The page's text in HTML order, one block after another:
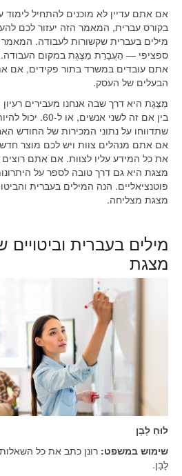
אם אתם עדיין לא מוכנים להתחיל לימוד
בקורס עברית, המאמר הזה יעזור לכם
מילים בעברית שקשורות לעבודה.
ספציפי — הַעֲבָרַת מַצֶּגֶת במקום העבודה.
אתם עובדים במשרד בתור פקידים, אם
הבעלים של העסק.
מַצֶּגֶת היא דרך שבה אנחנו מעבירים
בין אם זה לשני
שתדווחו על נתוני המכירות של החודש
אם אתם מנהלים צוות ויש לכם מוצר
את כל המידע עליו לצוות. אם אתם
מצגת היא גם דרך טובה לספר על
פוטנציאליים. הנה המילים בעברית
מצגת מצליחה.
מילים בעברית וביטויים
מצגת
לוּחַ לָבָן
שימוש במשפט: רונן כתב את כל
לָבָן.